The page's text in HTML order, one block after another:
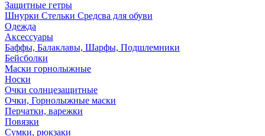
Защитные гетры
Шнурки Стельки Средсва для обуви
Одежда
Аксессуары
Баффы, Балаклавы, Шарфы, Подшлемники
Бейсболки
Маски горнолыжные
Носки
Очки солнцезащитные
Очки, Горнолыжные маски
Перчатки, варежки
Повязки
Сумки, рюкзаки